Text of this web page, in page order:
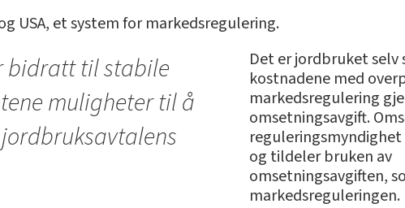
USA, et system for markedsregulering.
bidratt til stabile
muligheter til å
Det er jordbruket
kostnadene med
markedsregulering
omsetningsavgift.
og tildeler bruken av
omsetningsavgiften,
markedsreguleringen.